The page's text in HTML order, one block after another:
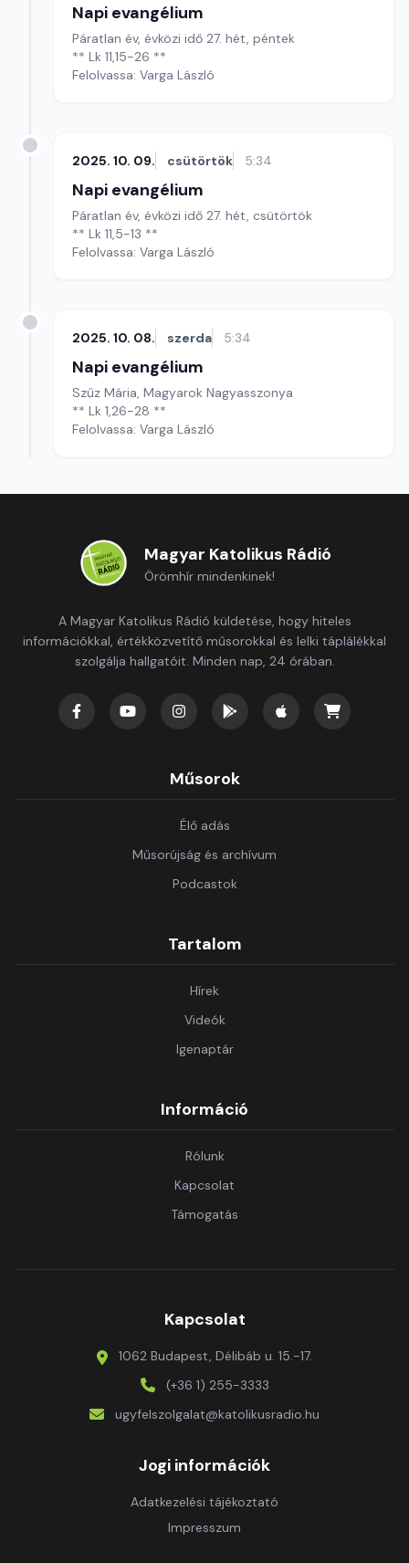
Napi evangélium
Páratlan év, évközi idő 27. hét, péntek
** Lk 11,15-26 **
Felolvassa: Varga László
2025. 10. 09. csütörtök 5:34
Napi evangélium
Páratlan év, évközi idő 27. hét, csütörtök
** Lk 11,5-13 **
Felolvassa: Varga László
2025. 10. 08. szerda 5:34
Napi evangélium
Szűz Mária, Magyarok Nagyasszonya
** Lk 1,26-28 **
Felolvassa: Varga László
Magyar Katolikus Rádió
Örömhír mindenkinek!
A Magyar Katolikus Rádió küldetése, hogy hiteles
információkkal, értékközvetítő műsorokkal és lelki táplálékkal
szolgálja hallgatóit. Minden nap, 24 órában.
Műsorok
Élő adás
Műsorújság és archívum
Podcastok
Tartalom
Hírek
Videók
Igenaptár
Információ
Rólunk
Kapcsolat
Támogatás
Kapcsolat
1062 Budapest, Délibáb u. 15.-17.
(+36 1) 255-3333
ugyfelszolgalat@katolikusradio.hu
Jogi információk
Adatkezelési tájékoztató
Impresszum